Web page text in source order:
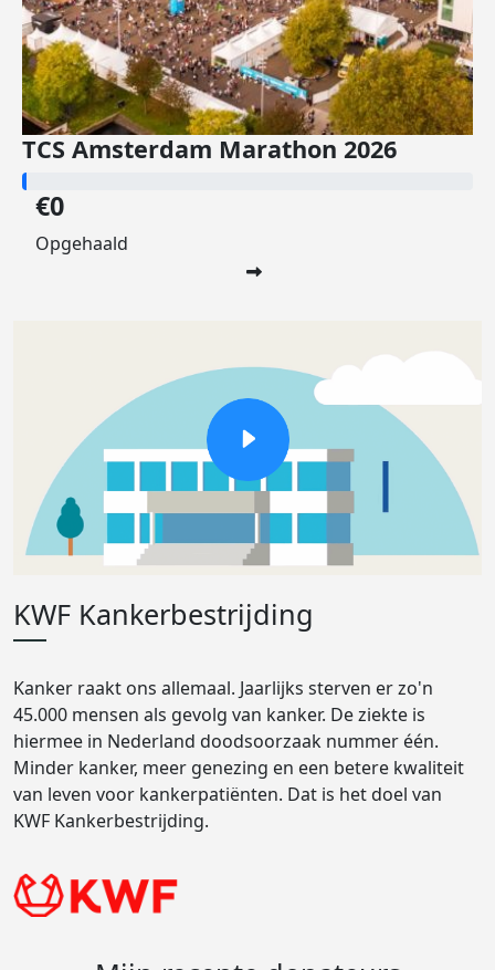
TCS Amsterdam Marathon 2026
€0
Opgehaald
KWF Kankerbestrijding
Kanker raakt ons allemaal. Jaarlijks sterven er zo'n
45.000 mensen als gevolg van kanker. De ziekte is
hiermee in Nederland doodsoorzaak nummer één.
Minder kanker, meer genezing en een betere kwaliteit
van leven voor kankerpatiënten. Dat is het doel van
KWF Kankerbestrijding.